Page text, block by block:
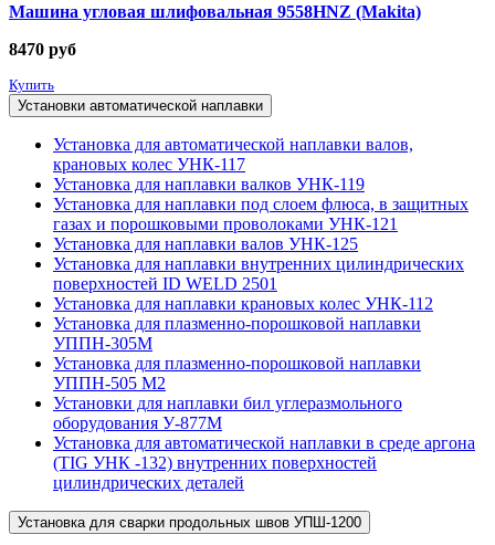
Машина угловая шлифовальная 9558HNZ (Makita)
8470 руб
Купить
Установки автоматической наплавки
Установка для автоматической наплавки валов,
крановых колес УНК-117
Установка для наплавки валков УНК-119
Установка для наплавки под слоем флюса, в защитных
газах и порошковыми проволоками УНК-121
Установка для наплавки валов УНК-125
Установка для наплавки внутренних цилиндрических
поверхностей ID WELD 2501
Установка для наплавки крановых колес УНК-112
Установка для плазменно-порошковой наплавки
УППН-305М
Установка для плазменно-порошковой наплавки
УППН-505 М2
Установки для наплавки бил углеразмольного
оборудования У-877М
Установка для автоматической наплавки в среде аргона
(TIG УНК -132) внутренних поверхностей
цилиндрических деталей
Установка для сварки продольных швов УПШ-1200